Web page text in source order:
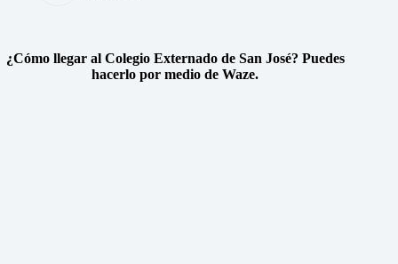
¿Cómo llegar al Colegio Externado de San José? Puedes
hacerlo por medio de Waze.